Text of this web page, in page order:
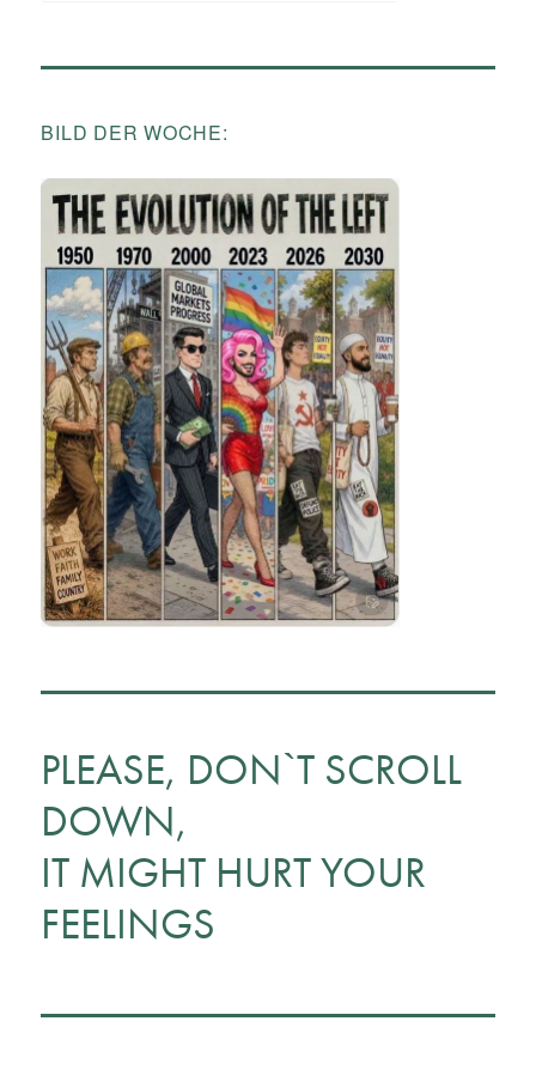
BILD DER WOCHE:
PLEASE, DON`T SCROLL
DOWN,
IT MIGHT HURT YOUR
FEELINGS